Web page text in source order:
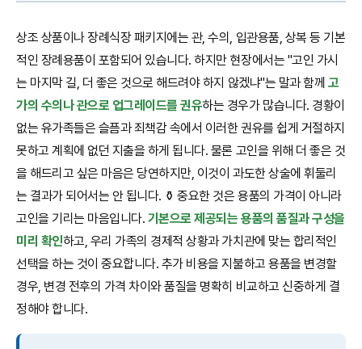
상조 상품이나 장례식장 패키지에는 관, 수의, 입관용품, 상복 등 기본
적인 장례용품이 포함되어 있습니다. 하지만 현장에서는 "고인 가시
는 마지막 길, 더 좋은 것으로 해드려야 하지 않겠냐"는 말과 함께 고
가의 수의나 관으로 업그레이드를 권유하는 경우가 많습니다. 경황이
없는 유가족들은 슬픔과 죄책감 속에서 이러한 권유를 쉽게 거절하지
못하고 계획에 없던 지출을 하게 됩니다. 물론 고인을 위해 더 좋은 것
을 해드리고 싶은 마음은 당연하지만, 이것이 과도한 상술에 휘둘리
는 결과가 되어서는 안 됩니다. ⚱️ 중요한 것은 용품의 가격이 아니라
고인을 기리는 마음입니다. 기본으로 제공되는 용품의 품질과 구성을
미리 확인하고, 우리 가족의 경제적 상황과 가치관에 맞는 합리적인
선택을 하는 것이 중요합니다. 추가 비용을 지불하고 용품을 변경할
경우, 변경 전후의 가격 차이와 품질을 명확히 비교하고 신중하게 결
정해야 합니다.